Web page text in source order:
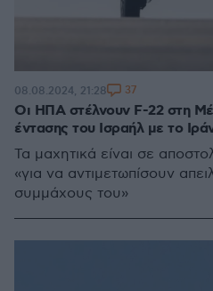
Οι ΗΠΑ στέλνουν F-22 στη
έντασης του Ισραήλ με το
Τα μαχητικά είναι σε
«για να αντιμετωπίσουν
συμμάχους του»
08.08.2024, 21:28 37